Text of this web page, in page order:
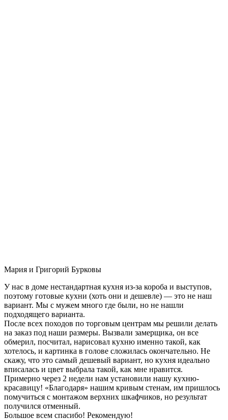
Мария и Григорий Бурковы
У нас в доме нестандартная кухня из-за короба и выступов,
поэтому готовые кухни (хоть они и дешевле) — это не наш
вариант. Мы с мужем много где были, но не нашли
подходящего варианта.
После всех походов по торговым центрам мы решили делать
на заказ под наши размеры. Вызвали замерщика, он все
обмерил, посчитал, нарисовал кухню именно такой, как
хотелось, и картинка в голове сложилась окончательно. Не
скажу, что это самый дешевый вариант, но кухня идеально
вписалась и цвет выбрала такой, как мне нравится.
Примерно через 2 недели нам установили нашу кухню-
красавицу! «Благодаря» нашим кривым стенам, им пришлось
помучиться с монтажом верхних шкафчиков, но результат
получился отменный.
Большое всем спасибо! Рекомендую!